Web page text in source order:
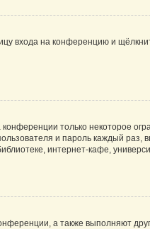
входа на конференцию и
только некоторое
и пароль каждый
интернет-кафе,
а также выполняют